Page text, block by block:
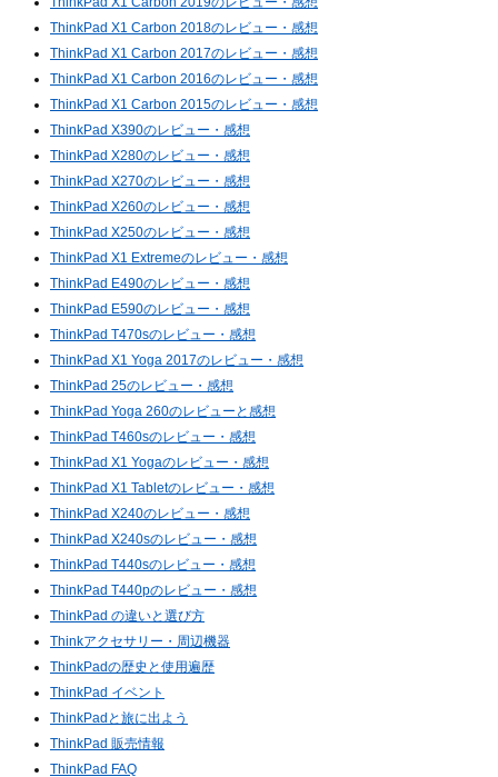
ThinkPad X1 Carbon 2018のレビュー・感想
ThinkPad X1 Carbon 2017のレビュー・感想
ThinkPad X1 Carbon 2016のレビュー・感想
ThinkPad X1 Carbon 2015のレビュー・感想
ThinkPad X390のレビュー・感想
ThinkPad X280のレビュー・感想
ThinkPad X270のレビュー・感想
ThinkPad X260のレビュー・感想
ThinkPad X250のレビュー・感想
ThinkPad X1 Extremeのレビュー・感想
ThinkPad E490のレビュー・感想
ThinkPad E590のレビュー・感想
ThinkPad T470sのレビュー・感想
ThinkPad X1 Yoga 2017のレビュー・感想
ThinkPad 25のレビュー・感想
ThinkPad Yoga 260のレビューと感想
ThinkPad T460sのレビュー・感想
ThinkPad X1 Yogaのレビュー・感想
ThinkPad X1 Tabletのレビュー・感想
ThinkPad X240のレビュー・感想
ThinkPad X240sのレビュー・感想
ThinkPad T440sのレビュー・感想
ThinkPad T440pのレビュー・感想
ThinkPad の違いと選び方
Thinkアクセサリー・周辺機器
ThinkPadの歴史と使用遍歴
ThinkPad イベント
ThinkPadと旅に出よう
ThinkPad 販売情報
ThinkPad FAQ